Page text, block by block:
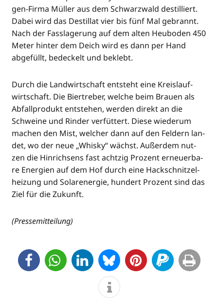
gen-Fir­ma Mül­ler aus dem Schwarz­wald destil­liert.
Dabei wird das Destil­lat vier bis fünf Mal gebrannt.
Nach der Fass­la­ge­rung auf dem alten Heu­bo­den 450
Meter hin­ter dem Deich wird es dann per Hand
abge­füllt, bede­ckelt und beklebt.
Durch die Land­wirt­schaft ent­steht eine Kreis­lauf­
wirt­schaft. Die Biert­re­ber, wel­che beim Brau­en als
Abfall­pro­dukt ent­ste­hen, wer­den direkt an die
Schwei­ne und Rin­der ver­füt­tert. Die­se wie­der­um
machen den Mist, wel­cher dann auf den Fel­dern lan­
det, wo der neue „Whis­ky“ wächst. Außer­dem nut­
zen die Hin­rich­sens fast acht­zig Pro­zent erneu­er­ba­
re Ener­gien auf dem Hof durch eine Hack­schnit­zel­
hei­zung und Solar­ener­gie, hun­dert Pro­zent sind das
Ziel für die Zukunft.
(Pres­se­mit­tei­lung)